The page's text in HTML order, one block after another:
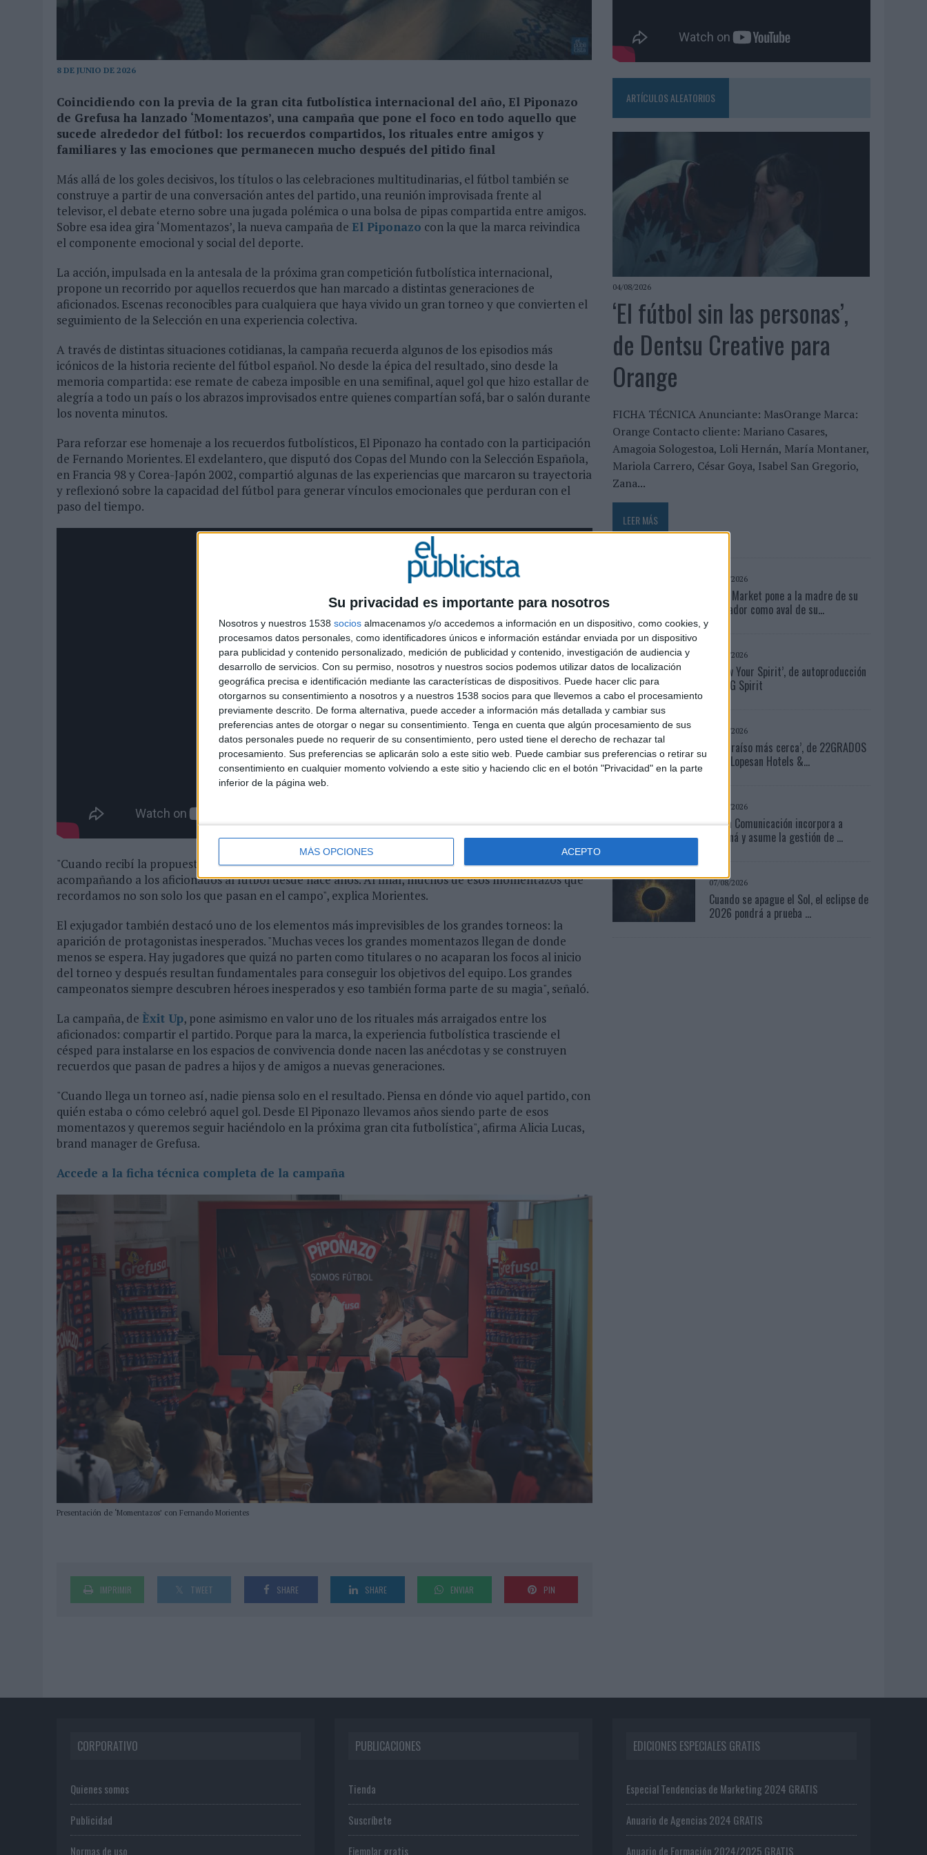
Su privacidad es importante para nosotros
Nosotros y nuestros 1538 socios almacenamos y/o accedemos a información en un dispositivo, como cookies, y
procesamos datos personales, como identificadores únicos e información estándar enviada por un dispositivo
para publicidad y contenido personalizado, medición de publicidad y contenido, investigación de audiencia y
desarrollo de servicios. Con su permiso, nosotros y nuestros socios podemos utilizar datos de localización
geográfica precisa e identificación mediante las características de dispositivos. Puede hacer clic para
otorgarnos su consentimiento a nosotros y a nuestros 1538 socios para que llevemos a cabo el procesamiento
previamente descrito. De forma alternativa, puede acceder a información más detallada y cambiar sus
preferencias antes de otorgar o negar su consentimiento. Tenga en cuenta que algún procesamiento de sus
datos personales puede no requerir de su consentimiento, pero usted tiene el derecho de rechazar tal
procesamiento. Sus preferencias se aplicarán solo a este sitio web. Puede cambiar sus preferencias o retirar su
consentimiento en cualquier momento volviendo a este sitio y haciendo clic en el botón "Privacidad" en la parte
inferior de la página web.
MÁS OPCIONES ACEPTO
‘ALEXIA PUTELLAS X GALAXY Z FOLD8 – SIN LÍMITES’, DE CHEIL SPAIN PARA SAMSUNG ELECTRONICS IBERIA
8 DE JUNIO DE 2026
Coincidiendo con la previa de la gran cita futbolística internacional del año, El Piponazo
de Grefusa ha lanzado ‘Momentazos’, una campaña que pone el foco en todo aquello que
sucede alrededor del fútbol: los recuerdos compartidos, los rituales entre amigos y
familiares y las emociones que permanecen mucho después del pitido final
Más allá de los goles decisivos, los títulos o las celebraciones multitudinarias, el fútbol también se
construye a partir de una conversación antes del partido, una reunión improvisada frente al
televisor, el debate eterno sobre una jugada polémica o una bolsa de pipas compartida entre amigos.
Sobre esa idea gira ‘Momentazos’, la nueva campaña de El Piponazo con la que la marca reivindica
el componente emocional y social del deporte.
La acción, impulsada en la antesala de la próxima gran competición futbolística internacional,
propone un recorrido por aquellos recuerdos que han marcado a distintas generaciones de
aficionados. Escenas reconocibles para cualquiera que haya vivido un gran torneo y que convierten el
seguimiento de la Selección en una experiencia colectiva.
A través de distintas situaciones cotidianas, la campaña recuerda algunos de los episodios más
icónicos de la historia reciente del fútbol español. No desde la épica del resultado, sino desde la
memoria compartida: ese remate de cabeza imposible en una semifinal, aquel gol que hizo estallar de
alegría a todo un país o los abrazos improvisados entre quienes compartían sofá, bar o salón durante
los noventa minutos.
Para reforzar ese homenaje a los recuerdos futbolísticos, El Piponazo ha contado con la participación
de Fernando Morientes. El exdelantero, que disputó dos Copas del Mundo con la Selección Española,
en Francia 98 y Corea-Japón 2002, compartió algunas de las experiencias que marcaron su trayectoria
y reflexionó sobre la capacidad del fútbol para generar vínculos emocionales que perduran con el
paso del tiempo.
"Cuando recibí la propuesta de El Piponazo me hizo mucha ilusión porque es una marca que lleva
acompañando a los aficionados al fútbol desde hace años. Al final, muchos de esos momentazos que
recordamos no son solo los que pasan en el campo", explica Morientes.
El exjugador también destacó uno de los elementos más imprevisibles de los grandes torneos: la
aparición de protagonistas inesperados. "Muchas veces los grandes momentazos llegan de donde
menos se espera. Hay jugadores que quizá no parten como titulares o no acaparan los focos al inicio
del torneo y después resultan fundamentales para conseguir los objetivos del equipo. Los grandes
campeonatos siempre descubren héroes inesperados y eso también forma parte de su magia", señaló.
La campaña, de Èxit Up, pone asimismo en valor uno de los rituales más arraigados entre los
aficionados: compartir el partido. Porque para la marca, la experiencia futbolística trasciende el
césped para instalarse en los espacios de convivencia donde nacen las anécdotas y se construyen
recuerdos que pasan de padres a hijos y de amigos a nuevas generaciones.
"Cuando llega un torneo así, nadie piensa solo en el resultado. Piensa en dónde vio aquel partido, con
quién estaba o cómo celebró aquel gol. Desde El Piponazo llevamos años siendo parte de esos
momentazos y queremos seguir haciéndolo en la próxima gran cita futbolística", afirma Alicia Lucas,
brand manager de Grefusa.
Accede a la ficha técnica completa de la campaña
Presentación de ‘Momentazos’ con Fernando Morientes
IMPRIMIR TWEET SHARE SHARE ENVIAR PIN
ARTÍCULOS ALEATORIOS
04/08/2026
‘El fútbol sin las personas’,
de Dentsu Creative para
Orange
FICHA TÉCNICA Anunciante: MasOrange Marca:
Orange Contacto cliente: Mariano Casares,
Amagoia Sologestoa, Loli Hernán, María Montaner,
Mariola Carrero, César Goya, Isabel San Gregorio,
Zana...
LEER MÁS
03/08/2026
Back Market pone a la madre de su
fundador como aval de su...
07/08/2026
‘Show Your Spirit’, de autoproducción
de MG Spirit
04/08/2026
‘El Paraíso más cerca’, de 22GRADOS
para Lopesan Hotels &...
05/08/2026
Fabra Comunicación incorpora a
Casoná y asume la gestión de ...
07/08/2026
Cuando se apague el Sol, el eclipse de
2026 pondrá a prueba ...
CORPORATIVO
Quienes somos
Publicidad
Normas de uso
PUBLICACIONES
Tienda
Suscríbete
Ejemplar gratis
EDICIONES ESPECIALES GRATIS
Especial Tendencias de Marketing 2024 GRATIS
Anuario de Agencias 2024 GRATIS
Anuario de Formación 2024/2025 GRATIS